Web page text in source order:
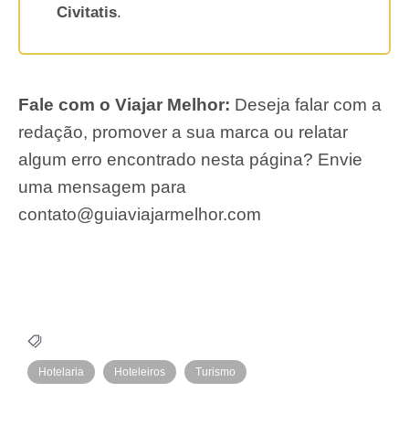
Civitatis.
Fale com o Viajar Melhor: Deseja falar com a
redação, promover a sua marca ou relatar
algum erro encontrado nesta página? Envie
uma mensagem para
contato@guiaviajarmelhor.com
Hotelaria Hoteleiros Turismo